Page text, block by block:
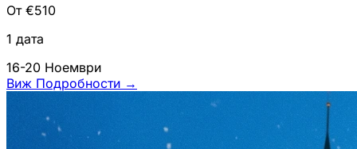
От €510
1 дата
16-20 Ноември
Виж Подробности →